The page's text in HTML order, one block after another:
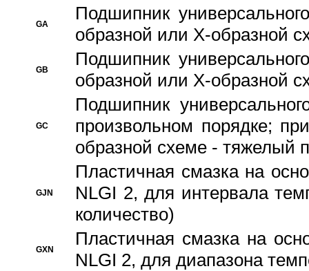
GA
Подшипник
образной или Х-образной
GB
Подшипник
образной или Х-образной
GC
Подшипник
произвольном порядке;
образной схеме - тяжелый
GJN
Пластичная смазка на
NLGI 2, для интервала
количество)
GXN
Пластичная смазка на
NLGI 2, для диапазона